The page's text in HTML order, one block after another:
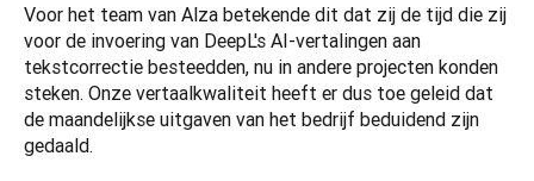
Voor het team van Alza betekende dit dat zij de tijd die zij
voor de invoering van DeepL's AI-vertalingen aan
tekstcorrectie besteedden, nu in andere projecten konden
steken. Onze vertaalkwaliteit heeft er dus toe geleid dat
de maandelijkse uitgaven van het bedrijf beduidend zijn
gedaald.